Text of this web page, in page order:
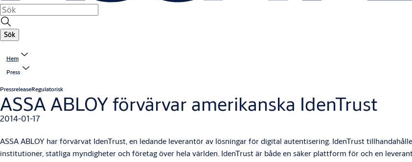
Sök
Hem
Press
PressreleaseRegulatorisk
ASSA ABLOY förvärvar amerikanska IdenTrust
2014-01-17
ASSA ABLOY har förvärvat IdenTrust, en ledande leverantör av lösningar för digital autentisering. IdenTrust
institutioner, statliga myndigheter och företag över hela världen. IdenTrust är både en säker plattform för och en